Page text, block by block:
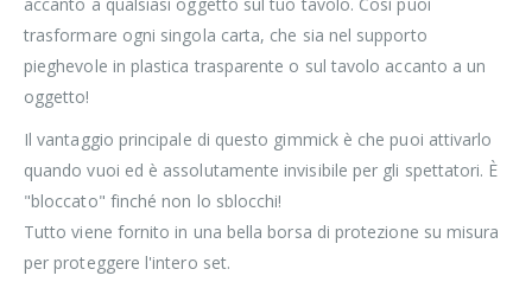
trasformare ogni singola carta, che sia nel supporto
pieghevole in plastica trasparente o sul tavolo accanto a un
oggetto!
Il vantaggio principale di questo gimmick è che puoi attivarlo
quando vuoi ed è assolutamente invisibile per gli spettatori. È
"bloccato" finché non lo sblocchi!
Tutto viene fornito in una bella borsa di protezione su misura
per proteggere l'intero set.